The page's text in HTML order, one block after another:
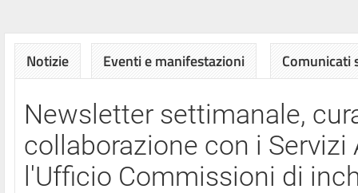
Notizie Eventi e manifestazioni Comunicati
Newsletter settimanale,
collaborazione con i
l'Ufficio Commissioni di